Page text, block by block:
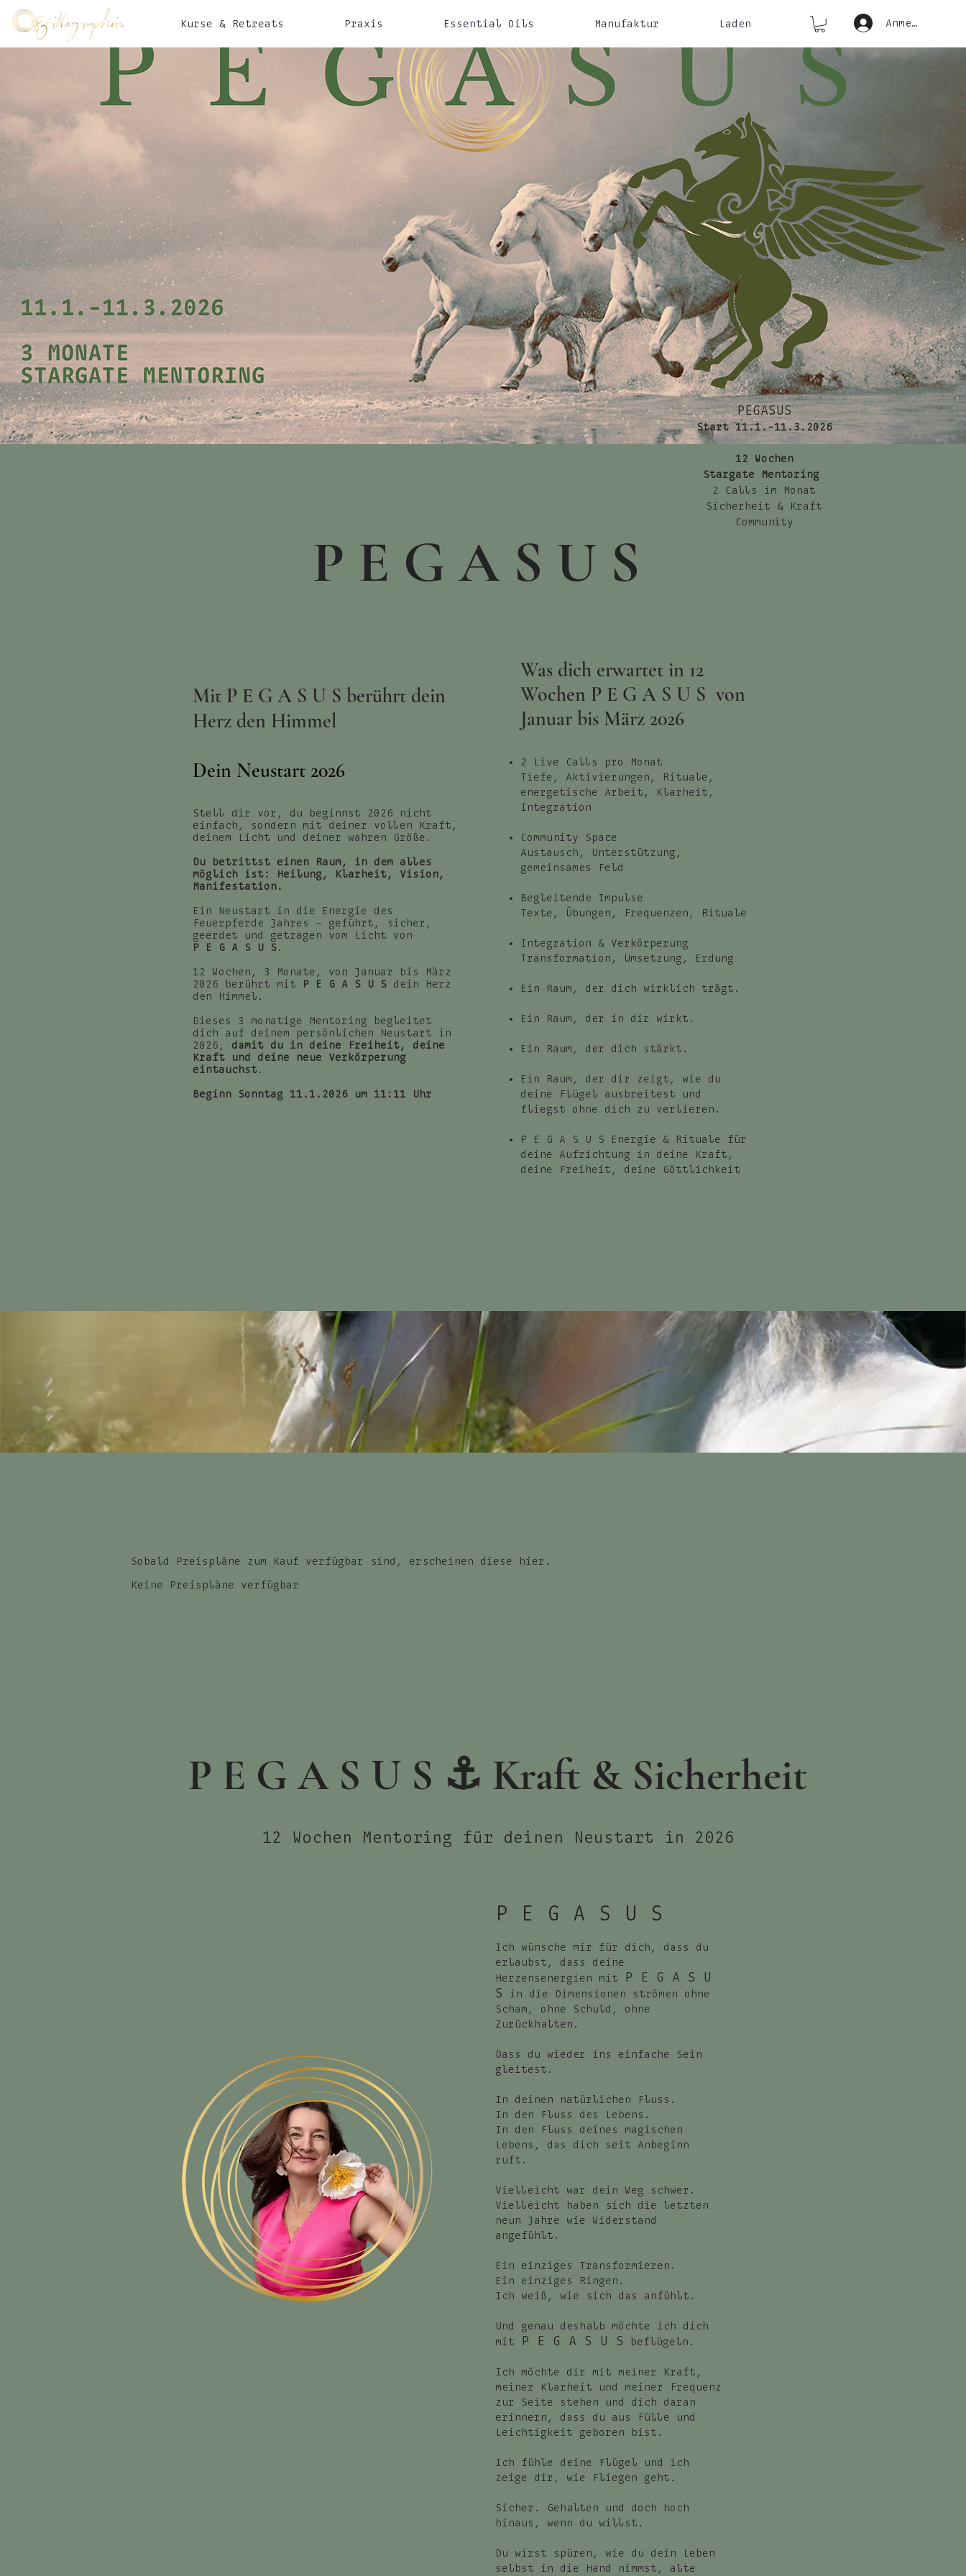
Kurse & Retreats Praxis Essential Oils Manufaktur Laden Anmelden
PEGASUS
Start 11.1.-11.3.2026
12 Wochen
Stargate Mentoring
2 Calls im Monat
Sicherheit & Kraft
Community
P E G A S U S
Mit P E G A S U S berührt dein
Herz den Himmel
Dein Neustart 2026
Stell dir vor, du beginnst 2026 nicht
einfach, sondern mit deiner vollen Kraft,
deinem Licht und deiner wahren Größe.
Du betrittst einen Raum, in dem alles
möglich ist: Heilung, Klarheit, Vision,
Manifestation.
Ein Neustart in die Energie des
Feuerpferde Jahres – geführt, sicher,
geerdet und getragen vom Licht von
P E G A S U S.
12 Wochen, 3 Monate, von Januar bis März
2026 berührt mit
P E G A S U S dein Herz
den Himmel.
Dieses 3 monatige Mentoring begleitet
dich auf deinem persönlichen Neustart in
2026, damit du in deine Freiheit, deine
Kraft und deine neue Verkörperung
eintauchst.
Beginn Sonntag 11.1.2026 um 11:11 Uhr
Was dich erwartet in 12
Wochen P E G A S U S von
Januar bis März 2026
2 Live Calls pro Monat
Tiefe, Aktivierungen, Rituale,
energetische Arbeit, Klarheit,
Integration
Community Space
Austausch, Unterstützung,
gemeinsames Feld
Begleitende Impulse
Texte, Übungen, Frequenzen, Rituale
Integration & Verkörperung
Transformation, Umsetzung, Erdung
Ein Raum, der dich wirklich trägt.
Ein Raum, der in dir wirkt.
Ein Raum, der dich stärkt.
Ein Raum, der dir zeigt, wie du
deine Flügel ausbreitest und
fliegst ohne dich zu verlieren.
P E G A S U S Energie & Rituale für
deine Aufrichtung in deine Kraft,
deine Freiheit, deine Göttlichkeit
Sobald Preispläne zum Kauf verfügbar sind, erscheinen diese hier.
Keine Preispläne verfügbar
P E G A S U S ⚓️ Kraft & Sicherheit
12 Wochen Mentoring für deinen Neustart in 2026
P E G A S U S
Ich wünsche mir für dich, dass du
erlaubst, dass deine
Herzensenergien mit
P E G A S U
S
in die Dimensionen strömen ohne
Scham, ohne Schuld, ohne
Zurückhalten.
Dass du wieder ins einfache Sein
gleitest.
In deinen natürlichen Fluss.
In den Fluss des Lebens.
In den Fluss deines magischen
Lebens, das dich seit Anbeginn
ruft.
Vielleicht war dein Weg schwer.
Vielleicht haben sich die letzten
neun Jahre wie Widerstand
angefühlt.
Ein einziges Transformieren.
Ein einziges Ringen.
Ich weiß, wie sich das anfühlt.
Und genau deshalb möchte ich dich
mit
P E G A S U S beflügeln.
Ich möchte dir mit meiner Kraft,
meiner Klarheit und meiner Frequenz
zur Seite stehen und dich daran
erinnern, dass du aus Fülle und
Leichtigkeit geboren bist.
Ich fühle deine Flügel und ich
zeige dir, wie Fliegen geht.
Sicher. Gehalten und doch hoch
hinaus, wenn du willst.
Du wirst spüren, wie du dein Leben
selbst in die Hand nimmst, alte